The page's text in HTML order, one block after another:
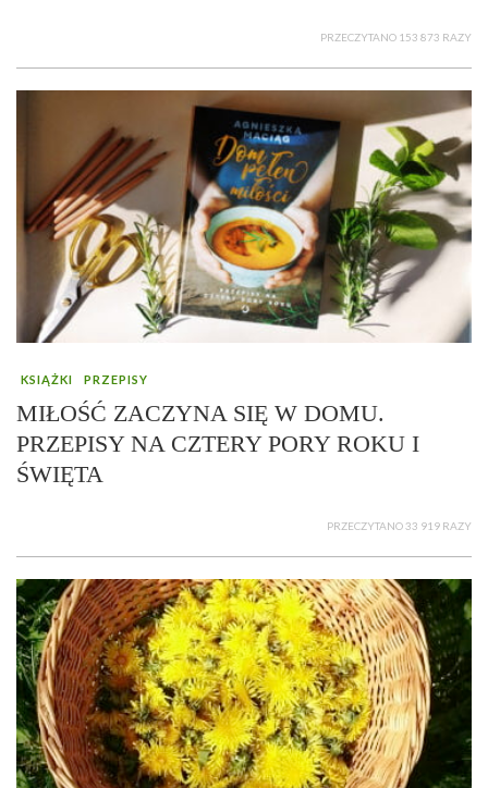
PRZECZYTANO 153 873 RAZY
KSIĄŻKI PRZEPISY
MIŁOŚĆ ZACZYNA SIĘ W DOMU.
PRZEPISY NA CZTERY PORY ROKU I
ŚWIĘTA
PRZECZYTANO 33 919 RAZY